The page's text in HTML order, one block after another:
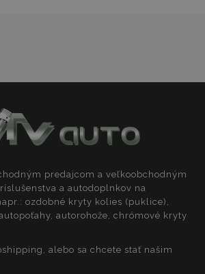
predajcom a veľkoobchodným
a autodoplnkov na
ozdobné kryty kolies (puklice),
autorohože, chrómové kryty
alebo sa chcete stať našim
potrebné
Výkonnosť
potrebné súbory cookie umožňujú
webovej lokality, ako prihlásenie
a správa účtu. Webová lokalita sa nedá
bez nevyhnutne potrebných
Doména